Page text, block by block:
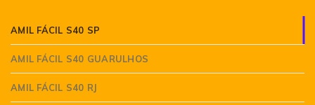
AMIL FÁCIL S40 SP
AMIL FÁCIL S40 GUARULHOS
AMIL FÁCIL S40 RJ